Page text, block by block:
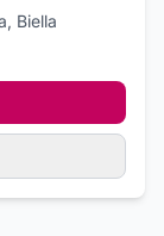
Biella